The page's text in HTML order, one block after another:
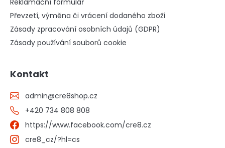
Převzetí, výměna či vrácení dodaného zboží
Zásady zpracování osobních údajů (GDPR)
Zásady používání souborů cookie
Kontakt
admin@cre8shop.cz
+420 734 808 808
https://www.facebook.com/cre8.cz
cre8_cz/?hl=cs